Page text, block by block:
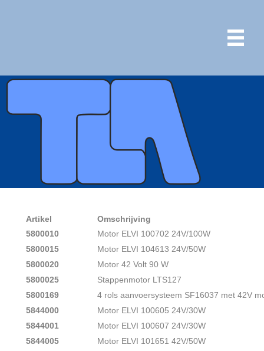
Artikel
Omschrijving
5800010
Motor ELVI 100702 24V/100W
5800015
Motor ELVI 104613 24V/50W
5800020
Motor 42 Volt 90 W
5800025
Stappenmotor LTS127
5800169
4 rols aanvoersysteem SF16037 met 42V
5844000
Motor ELVI 100605 24V/30W
5844001
Motor ELVI 100607 24V/30W
5844005
Motor ELVI 101651 42V/50W